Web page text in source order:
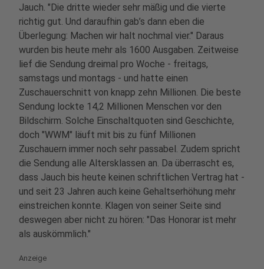
Jauch. "Die dritte wieder sehr mäßig und die vierte
richtig gut. Und daraufhin gab’s dann eben die
Überlegung: Machen wir halt nochmal vier." Daraus
wurden bis heute mehr als 1600 Ausgaben. Zeitweise
lief die Sendung dreimal pro Woche - freitags,
samstags und montags - und hatte einen
Zuschauerschnitt von knapp zehn Millionen. Die beste
Sendung lockte 14,2 Millionen Menschen vor den
Bildschirm. Solche Einschaltquoten sind Geschichte,
doch "WWM" läuft mit bis zu fünf Millionen
Zuschauern immer noch sehr passabel. Zudem spricht
die Sendung alle Altersklassen an. Da überrascht es,
dass Jauch bis heute keinen schriftlichen Vertrag hat -
und seit 23 Jahren auch keine Gehaltserhöhung mehr
einstreichen konnte. Klagen von seiner Seite sind
deswegen aber nicht zu hören: "Das Honorar ist mehr
als auskömmlich."
Anzeige